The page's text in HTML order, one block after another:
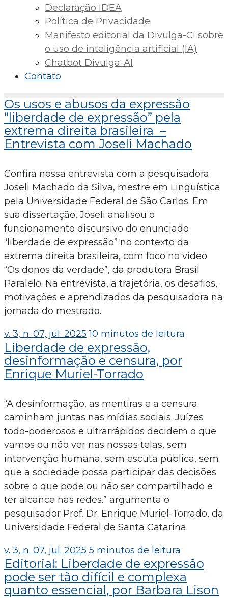
Declaração IDEA
Política de Privacidade
Manifesto editorial da Divulga-CI sobre
o uso de inteligência artificial (IA)
Chatbot Divulga-AI
Contato
Os usos e abusos da expressão
“liberdade de expressão” pela
extrema direita brasileira –
Entrevista com Joseli Machado
Confira nossa entrevista com a pesquisadora
Joseli Machado da Silva, mestre em Linguística
pela Universidade Federal de São Carlos. Em
sua dissertação, Joseli analisou o
funcionamento discursivo do enunciado
“liberdade de expressão” no contexto da
extrema direita brasileira, com foco no vídeo
“Os donos da verdade”, da produtora Brasil
Paralelo. Na entrevista, a trajetória, os desafios,
motivações e aprendizados da pesquisadora na
jornada do mestrado.
v. 3, n. 07, jul. 2025 10 minutos de leitura
Liberdade de expressão,
desinformação e censura, por
Enrique Muriel-Torrado
“A desinformação, as mentiras e a censura
caminham juntas nas mídias sociais. Juízes
todo-poderosos e ultrarrápidos decidem o que
vamos ou não ver nas nossas telas, sem
intervenção humana, sem escuta pública, sem
que a sociedade possa participar das decisões
sobre o que pode ou não ser compartilhado e
ter alcance nas redes.” argumenta o
pesquisador Prof. Dr. Enrique Muriel-Torrado, da
Universidade Federal de Santa Catarina.
v. 3, n. 07, jul. 2025 5 minutos de leitura
Editorial: Liberdade de expressão
pode ser tão difícil e complexa
quanto essencial, por Barbara Lison